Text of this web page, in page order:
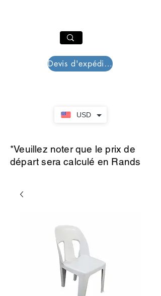
USD
Devis d'expédition
*Veuillez noter que le prix de
départ sera calculé en Rands